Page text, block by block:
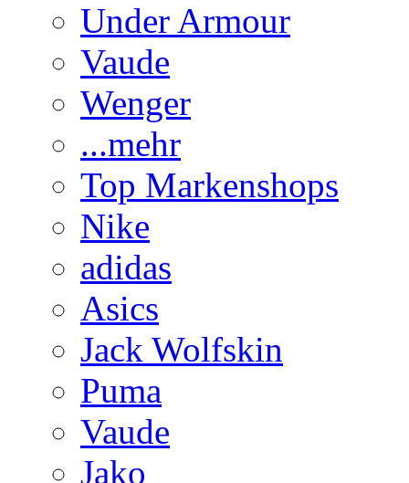
Under Armour
Vaude
Wenger
...mehr
Top Markenshops
Nike
adidas
Asics
Jack Wolfskin
Puma
Vaude
Jako